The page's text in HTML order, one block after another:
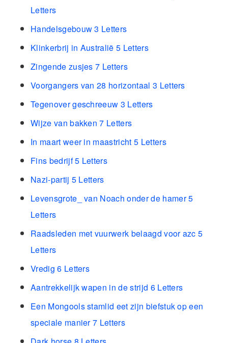
Letters
Handelsgebouw 3 Letters
Klinkerbrij in Australië 5 Letters
Zingende zusjes 7 Letters
Voorgangers van 28 horizontaal 3 Letters
Tegenover geschreeuw 3 Letters
Wijze van bakken 7 Letters
In maart weer in maastricht 5 Letters
Fins bedrijf 5 Letters
Nazi-partij 5 Letters
Levensgrote_ van Noach onder de hamer 5
Letters
Raadsleden met vuurwerk belaagd voor azc 5
Letters
Vredig 6 Letters
Aantrekkelijk wapen in de strijd 6 Letters
Een Mongools stamlid eet zijn biefstuk op een
speciale manier 7 Letters